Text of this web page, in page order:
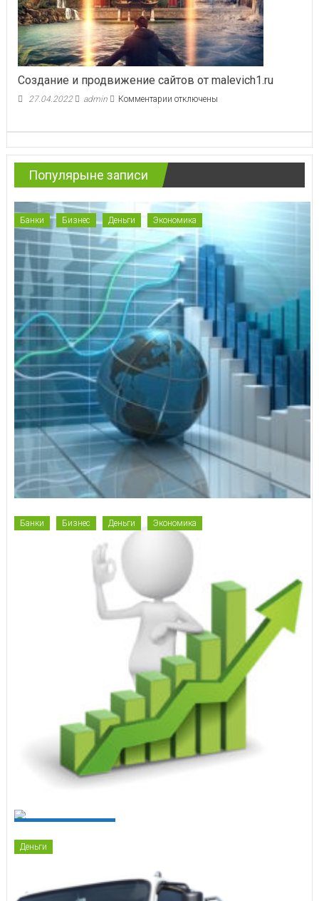
Создание и продвижение сайтов от malevich1.ru
27.04.2022 admin Комментариик
продвижение
сайтов
malevich1.ru
отключены
Популярыне записи
Банки Бизнес Деньги Экономика
Банки Бизнес Деньги Экономика
Деньги